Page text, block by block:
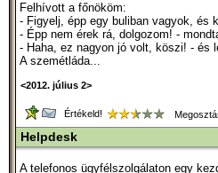
Felhívott a főnököm:
- Figyelj, épp egy buliban vagyok, és
- Épp nem érek rá, dolgozom! -
- Haha, ez nagyon jó volt, köszi! - és
A szemétláda...
<2012. július 2>
Értékeld!
Helpdesk
A telefonos ügyfélszolgálaton egy